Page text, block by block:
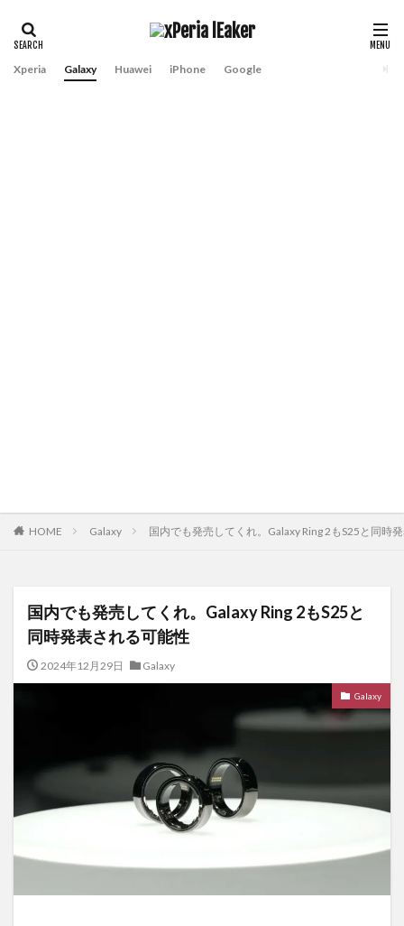
Xperia Galaxy Huawei iPhone Google
HOME Galaxy 国内でも発売してくれ。Galaxy Ring 2もS25と同時
国内でも発売してくれ。Galaxy Ring 2もS25と
同時発表される可能性
2024年12月29日 Galaxy
Galaxy